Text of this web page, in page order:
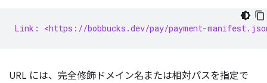
Link: <https://bobbucks.dev/pay/payment-
URL には、完全修飾ドメイン名または相対パスを指定で